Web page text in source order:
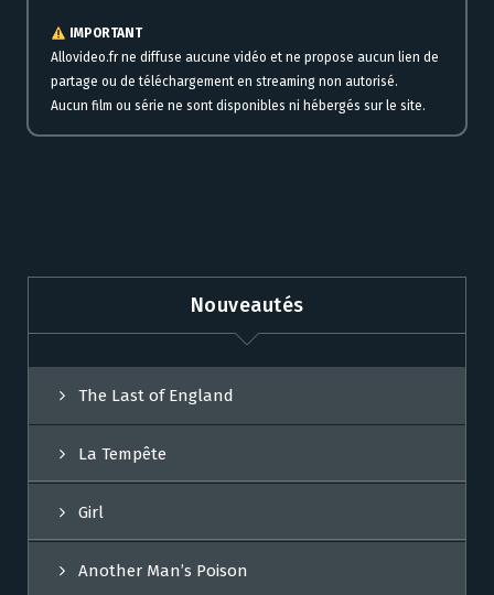
IMPORTANT
Allovideo.fr ne diffuse aucune vidéo et ne propose aucun lien de
partage ou de téléchargement en streaming non autorisé.
Aucun film ou série ne sont disponibles ni hébergés sur le site.
Nouveautés
The Last of England
La Tempête
Girl
Another Man’s Poison